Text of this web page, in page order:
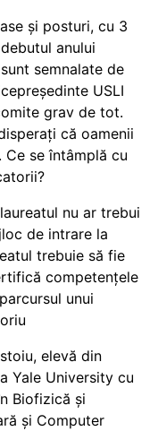
și posturi, cu 3
anului
semnalate de
USLI
grav de tot.
că oamenii
se întâmplă cu
nu ar trebui
de intrare la
trebuie să fie
competențele
unui
elevă din
Yale University cu
Biofizică și
și Computer